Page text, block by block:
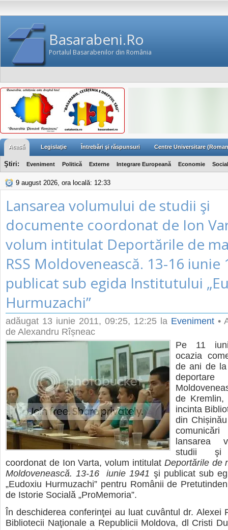
Basarabeni.Ro
Portalul Basarabenilor din România
Acasă Legislaţie Întrebări şi răspunsuri Centre Universitare
Ştiri: Eveniment Politică Externe Integrare Europeană Economie Social
9 august 2026, ora locală: 12:33
Lansarea volumului de studii şi
documente coordonat de Ion
volum intitulat Deportările de
RSS Moldovenească. 13-16 iunie
publicat sub egida Institutului
Hurmuzachi”
adăugat 13 iunie 2011, 09:25, 12:25 la Eveniment •
de Alexandru Rîșneac
Pe 11
ocazia
de ani de
de
incinta
din
lansarea
studii şi
coordonat de Ion Varta, volum intitulat Deportările de
Moldovenească. 13-16 iunie 1941 şi publicat sub
„Eudoxiu Hurmuzachi” pentru Românii de
de Istorie Socială „ProMemoria”.
În deschiderea conferinţei au luat cuvântul dr. Alexei
Bibliotecii Naţionale a Republicii Moldova, dl Cristi